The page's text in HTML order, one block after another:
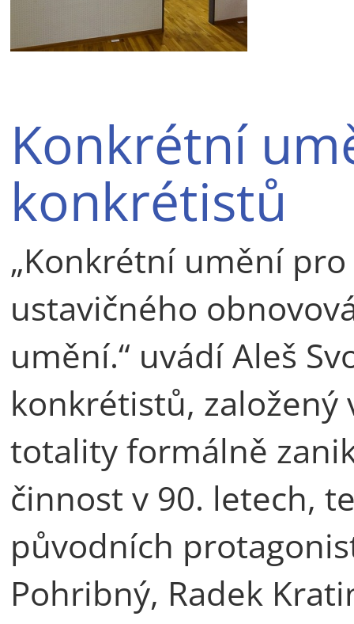
Konkrétní
konkrétistů
„Konkrétní umění
ustavičného
umění.“ uvádí Aleš
konkrétistů, založený
totality formálně
činnost v 90. letech,
původních
Pohribný, Radek